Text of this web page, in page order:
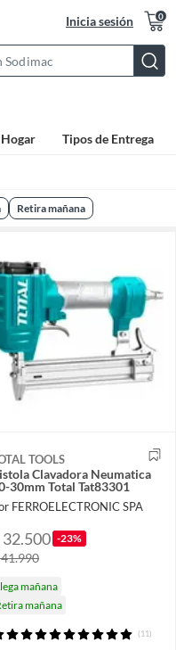
Inicia sesión 0
Bar
Tipos de Entrega
Retira mañana
TOOLS
Clavadora Neumatica
30mm Total Tat83301
FERROELECTRONIC SPA
32.500 -23%
mañana
mañana
(11)